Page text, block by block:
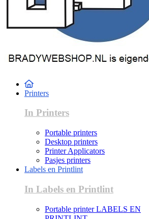
Printers
In Printers
Portable printers
Desktop printers
Printer Applicators
Pasjes printers
Labels en Printlint
In Labels en Printlint
Portable printer LABELS EN